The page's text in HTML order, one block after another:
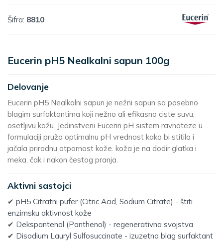
Šifra: 8810
Eucerin pH5 Nealkalni sapun 100g
Delovanje
Eucerin pH5 Nealkalni sapun je nežni sapun sa posebno
blagim surfaktantima koji nežno ali efikasno ciste suvu,
osetljivu kožu. Jedinstveni Eucerin pH sistem ravnoteze u
formulaciji pruža optimalnu pH vrednost kako bi stitila i
jačala prirodnu otpornost kože. koža je na dodir glatka i
meka, čak i nakon čestog pranja.
Aktivni sastojci
✔ pH5 Citratni pufer (Citric Acid, Sodium Citrate) - štiti
enzimsku aktivnost kože
✔ Dekspantenol (Panthenol) - regenerativna svojstva
✔ Disodium Lauryl Sulfosuccinate - izuzetno blag surfaktant